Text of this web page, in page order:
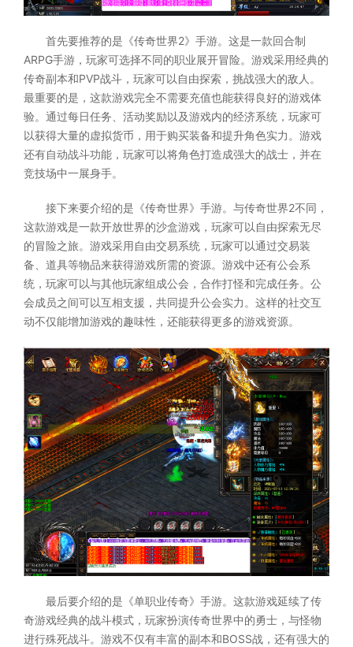
首先要推荐的是《传奇世界2》手游。这是一款回合制
ARPG手游，玩家可选择不同的职业展开冒险。游戏采用经典的
传奇副本和PVP战斗，玩家可以自由探索，挑战强大的敌人。
最重要的是，这款游戏完全不需要充值也能获得良好的游戏体
验。通过每日任务、活动奖励以及游戏内的经济系统，玩家可
以获得大量的虚拟货币，用于购买装备和提升角色实力。游戏
还有自动战斗功能，玩家可以将角色打造成强大的战士，并在
竞技场中一展身手。
接下来要介绍的是《传奇世界》手游。与传奇世界2不同，
这款游戏是一款开放世界的沙盒游戏，玩家可以自由探索无尽
的冒险之旅。游戏采用自由交易系统，玩家可以通过交易装
备、道具等物品来获得游戏所需的资源。游戏中还有公会系
统，玩家可以与其他玩家组成公会，合作打怪和完成任务。公
会成员之间可以互相支援，共同提升公会实力。这样的社交互
动不仅能增加游戏的趣味性，还能获得更多的游戏资源。
最后要介绍的是《单职业传奇》手游。这款游戏延续了传
奇游戏经典的战斗模式，玩家扮演传奇世界中的勇士，与怪物
进行殊死战斗。游戏不仅有丰富的副本和BOSS战，还有强大的